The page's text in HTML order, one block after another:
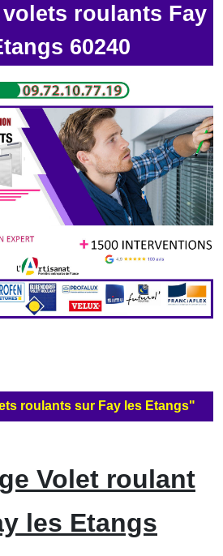
roulants Fay
60240
roulants sur Fay les Etangs"
Volet roulant
les Etangs